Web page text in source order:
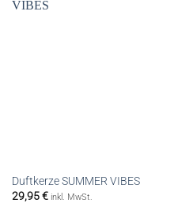
Duftkerze SUMMER VIBES
29,95€ inkl. MwSt.